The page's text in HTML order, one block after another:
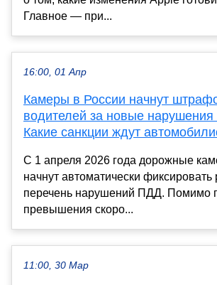
Главное — при...
16:00, 01 Апр
Камеры в России начнут
водителей за новые нарушения
Какие санкции ждут
С 1 апреля 2026 года дорожные
начнут автоматически
перечень нарушений ПДД. Помимо
превышения скоро...
11:00, 30 Мар